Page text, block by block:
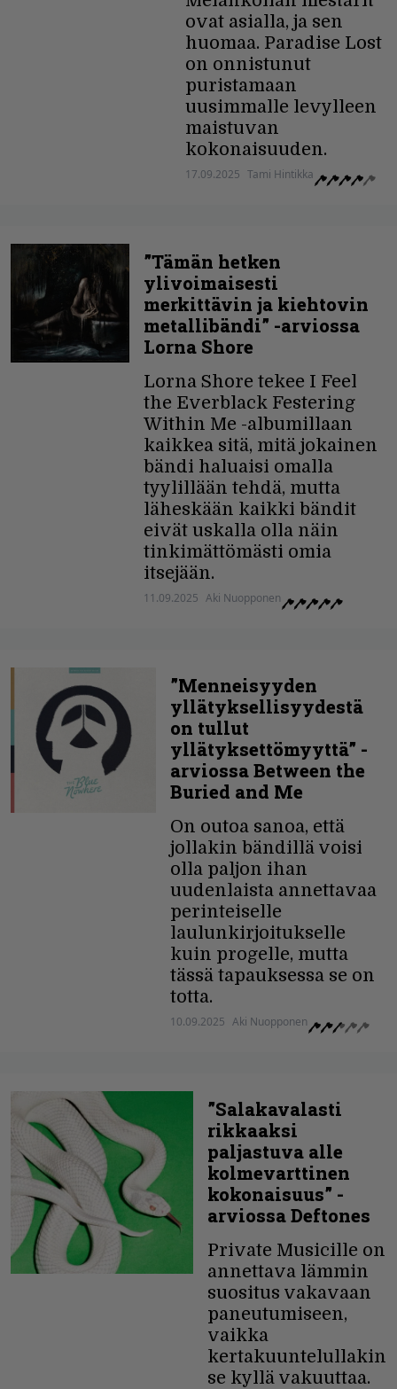
ovat asialla, ja sen
huomaa. Paradise Lost
on onnistunut
puristamaan
uusimmalle levylleen
maistuvan
kokonaisuuden.
17.09.2025 Tami Hintikka
”Tämän hetken
ylivoimaisesti
merkittävin ja kiehtovin
metallibändi” -arviossa
Lorna Shore
Lorna Shore tekee I Feel
the Everblack Festering
Within Me -albumillaan
kaikkea sitä, mitä jokainen
bändi haluaisi omalla
tyylillään tehdä, mutta
läheskään kaikki bändit
eivät uskalla olla näin
tinkimättömästi omia
itsejään.
11.09.2025 Aki Nuopponen
”Menneisyyden
yllätyksellisyydestä
on tullut
yllätyksettömyyttä” -
arviossa Between the
Buried and Me
On outoa sanoa, että
jollakin bändillä voisi
olla paljon ihan
uudenlaista annettavaa
perinteiselle
laulunkirjoitukselle
kuin progelle, mutta
tässä tapauksessa se on
totta.
10.09.2025 Aki Nuopponen
”Salakavalasti
rikkaaksi
paljastuva alle
kolmevarttinen
kokonaisuus” -
arviossa Deftones
Private Musicille on
annettava lämmin
suositus vakavaan
paneutumiseen,
vaikka
kertakuuntelullakin
se kyllä vakuuttaa.